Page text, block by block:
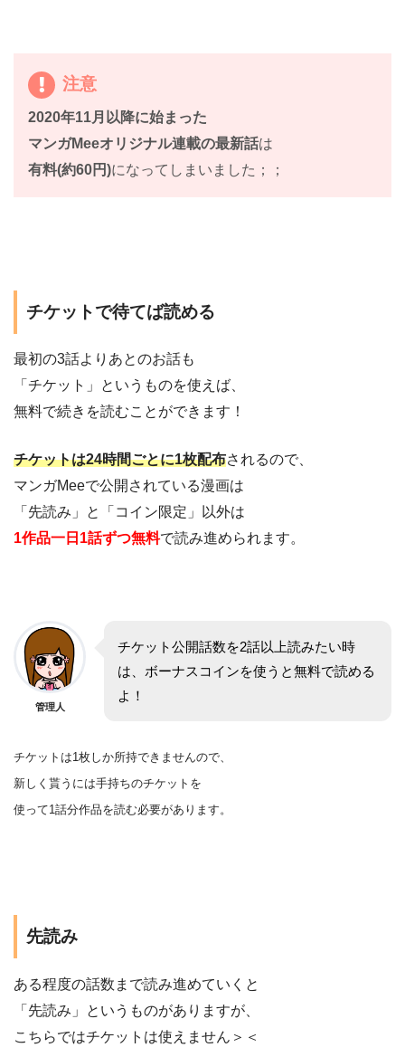
注意
2020年11月以降に始まった
マンガMeeオリジナル連載の最新話は
有料(約60円)になってしまいました；；
チケットで待てば読める
最初の3話よりあとのお話も
「チケット」というものを使えば、
無料で続きを読むことができます！
チケットは24時間ごとに1枚配布されるので、
マンガMeeで公開されている漫画は
「先読み」と「コイン限定」以外は
1作品一日1話ずつ無料で読み進められます。
管理人
チケット公開話数を2話以上読みたい時
は、ボーナスコインを使うと無料で読める
よ！
チケットは1枚しか所持できませんので、
新しく貰うには手持ちのチケットを
使って1話分作品を読む必要があります。
先読み
ある程度の話数まで読み進めていくと
「先読み」というものがありますが、
こちらではチケットは使えません＞＜